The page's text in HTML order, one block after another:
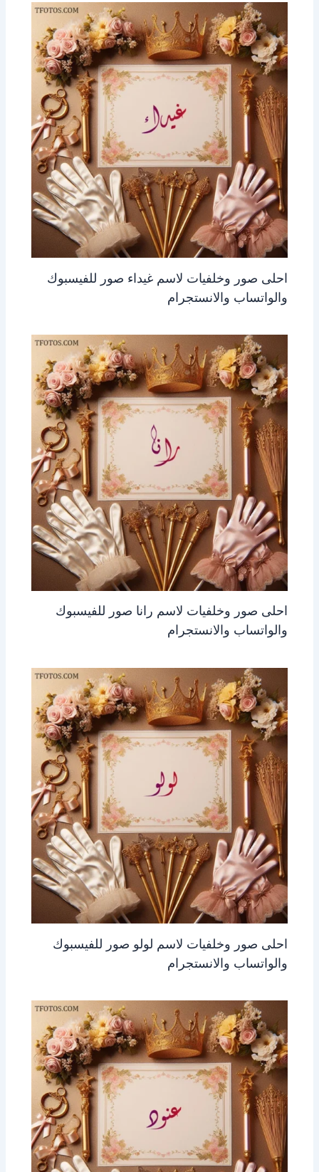
احلى صور وخلفيات لاسم غيداء صور للفيسبوك
والواتساب والانستجرام
احلى صور وخلفيات لاسم رانا صور للفيسبوك
والواتساب والانستجرام
احلى صور وخلفيات لاسم لولو صور للفيسبوك
والواتساب والانستجرام